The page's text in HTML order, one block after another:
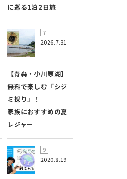
に巡る1泊2日旅
2026.7.31
【青森・小川原湖】
無料で楽しむ「シジ
ミ採り」！
家族におすすめの夏
レジャー
2020.8.19